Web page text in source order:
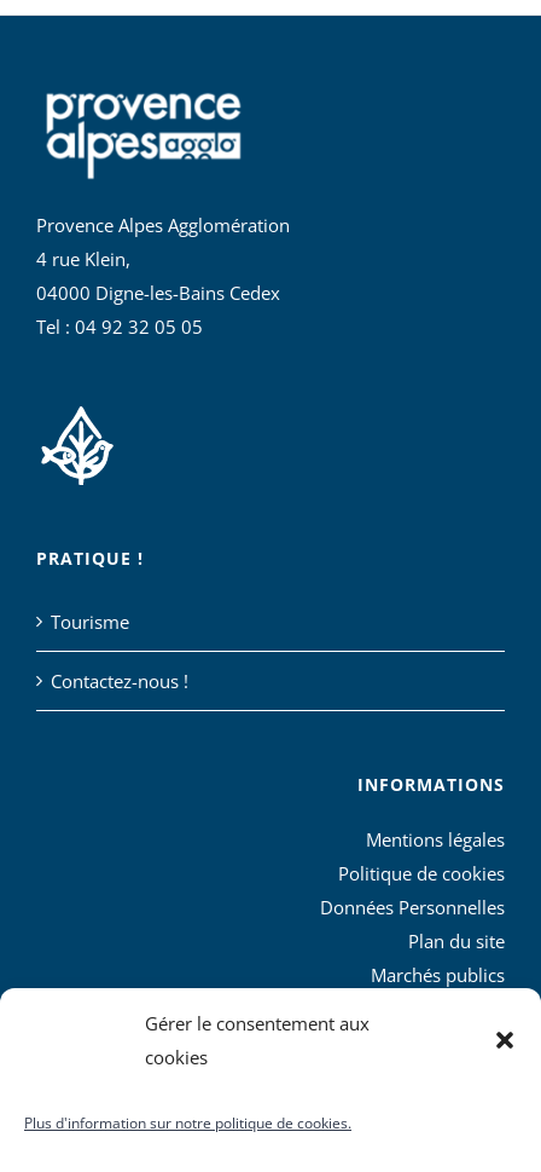
Gérer le consentement aux
cookies
Plus d'information sur notre politique de cookies.
Provence Alpes Agglomération
4 rue Klein,
04000 Digne-les-Bains Cedex
Tel : 04 92 32 05 05
PRATIQUE !
Tourisme
Contactez-nous !
INFORMATIONS
Mentions légales
Politique de cookies
Données Personnelles
Plan du site
Marchés publics
L’agglo recrute